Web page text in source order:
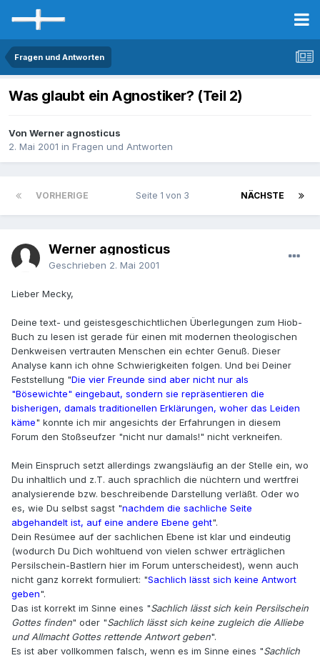
Fragen und Antworten
Was glaubt ein Agnostiker? (Teil 2)
Von Werner agnosticus
2. Mai 2001 in Fragen und Antworten
VORHERIGE NÄCHSTE
Seite 1 von 3
Werner agnosticus
Geschrieben 2. Mai 2001
Lieber Mecky,
Deine text- und geistesgeschichtlichen Überlegungen zum Hiob-
Buch zu lesen ist gerade für einen mit modernen theologischen
Denkweisen vertrauten Menschen ein echter Genuß. Dieser
Analyse kann ich ohne Schwierigkeiten folgen. Und bei Deiner
Feststellung "Die vier Freunde sind aber nicht nur als
"Bösewichte" eingebaut, sondern sie repräsentieren die
bisherigen, damals traditionellen Erklärungen, woher das Leiden
käme" konnte ich mir angesichts der Erfahrungen in diesem
Forum den Stoßseufzer "nicht nur damals!" nicht verkneifen.
Mein Einspruch setzt allerdings zwangsläufig an der Stelle ein, wo
Du inhaltlich und z.T. auch sprachlich die nüchtern und wertfrei
analysierende bzw. beschreibende Darstellung verläßt. Oder wo
es, wie Du selbst sagst "nachdem die sachliche Seite
abgehandelt ist, auf eine andere Ebene geht".
Dein Resümee auf der sachlichen Ebene ist klar und eindeutig
(wodurch Du Dich wohltuend von vielen schwer erträglichen
Persilschein-Bastlern hier im Forum unterscheidest), wenn auch
nicht ganz korrekt formuliert: "Sachlich lässt sich keine Antwort
geben".
Das ist korrekt im Sinne eines "Sachlich lässt sich kein Persilschein
Gottes finden" oder "Sachlich lässt sich keine zugleich die Alliebe
und Allmacht Gottes rettende Antwort geben".
Es ist aber vollkommen falsch, wenn es im Sinne eines "Sachlich